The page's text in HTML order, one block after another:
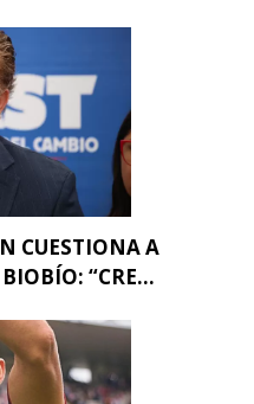
CUESTIONA A
“CRE...